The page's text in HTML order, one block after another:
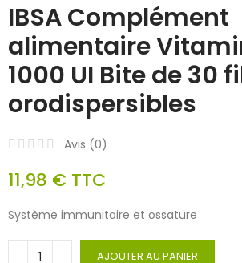
IBSA Complément
alimentaire
1000 UI Bite de 30
orodispersibles
Avis (0)
11,98 € TTC
Système immunitaire et ossature
AJOUTER AU PANIER